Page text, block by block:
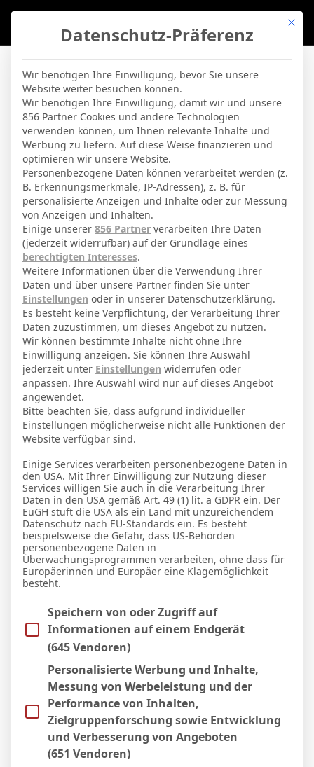
M. Oliver
Micha Sassie 18. April 2026
Voller Name Michael Oliver
ANSTEHENDE BEGEGNUNGEN
SCHIEDSRICHTER
England - Premier League
25 Apr. 2026 - 13:30
Fulham
- -
Aston Villa
ABGESCHLOSSENE BEGEGNUNGEN
SCHIEDSRICHTER
England - Premier League
18 Apr. 2026 - 21:00
Chelsea
0 1
Manchester United
FacebookTwitter Pinterest
PREVIOUS ARTICLE
S. Attwell
NEXT ARTICLE
C. Kavanagh
Micha Sassie
Website
Mit
Datenschutz-Präferenz
Wir benötigen Ihre Einwilligung, bevor Sie unsere
Website weiter besuchen können.
Wir benötigen Ihre Einwilligung, damit wir und unsere
856 Partner Cookies und andere Technologien
verwenden können, um Ihnen relevante Inhalte und
Werbung zu liefern. Auf diese Weise finanzieren und
optimieren wir unsere Website.
Personenbezogene Daten können verarbeitet werden (z.
B. Erkennungsmerkmale, IP-Adressen), z. B. für
personalisierte Anzeigen und Inhalte oder zur Messung
von Anzeigen und Inhalten.
Einige unserer 856 Partner verarbeiten Ihre Daten
(jederzeit widerrufbar) auf der Grundlage eines
berechtigten Interesses.
Weitere Informationen über die Verwendung Ihrer
Daten und über unsere Partner finden Sie unter
Einstellungen oder in unserer Datenschutzerklärung.
Es besteht keine Verpflichtung, der Verarbeitung Ihrer
Daten zuzustimmen, um dieses Angebot zu nutzen.
Wir können bestimmte Inhalte nicht ohne Ihre
Einwilligung anzeigen. Sie können Ihre Auswahl
jederzeit unter Einstellungen widerrufen oder
anpassen. Ihre Auswahl wird nur auf dieses Angebot
angewendet.
Bitte beachten Sie, dass aufgrund individueller
Einstellungen möglicherweise nicht alle Funktionen der
Website verfügbar sind.
Einige Services verarbeiten personenbezogene Daten in
den USA. Mit Ihrer Einwilligung zur Nutzung dieser
Services willigen Sie auch in die Verarbeitung Ihrer
Daten in den USA gemäß Art. 49 (1) lit. a GDPR ein. Der
EuGH stuft die USA als ein Land mit unzureichendem
Datenschutz nach EU-Standards ein. Es besteht
beispielsweise die Gefahr, dass US-Behörden
personenbezogene Daten in
Überwachungsprogrammen verarbeiten, ohne dass für
Europäerinnen und Europäer eine Klagemöglichkeit
besteht.
Im Folgenden finden Sie eine Liste der Zwecke des IAB
Speichern von oder Zugriff auf
Informationen auf einem Endgerät
(645 Vendoren)
Personalisierte Werbung und Inhalte,
Messung von Werbeleistung und der
Performance von Inhalten,
Zielgruppenforschung sowie Entwicklung
und Verbesserung von Angeboten
(651 Vendoren)